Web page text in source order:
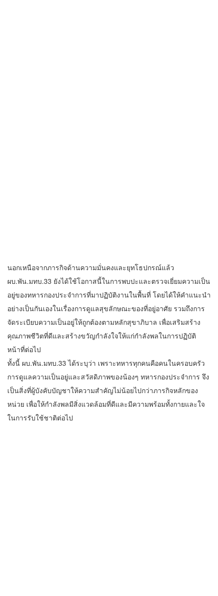
นอกเหนือจากภารกิจด้านความมั่นคงและยุทโธปกรณ์แล้ว
ผบ.พัน.มทบ.33 ยังได้ใช้โอกาสนี้ในการพบปะและตรวจเยี่ยมความเป็น
อยู่ของทหารกองประจำการที่มาปฏิบัติงานในพื้นที่ โดยได้ให้คำแนะนำ
อย่างเป็นกันเองในเรื่องการดูแลสุขลักษณะของที่อยู่อาศัย รวมถึงการ
จัดระเบียบความเป็นอยู่ให้ถูกต้องตามหลักสุขาภิบาล เพื่อเสริมสร้าง
คุณภาพชีวิตที่ดีและสร้างขวัญกำลังใจให้แก่กำลังพลในการปฏิบัติ
หน้าที่ต่อไป
ทั้งนี้ ผบ.พัน.มทบ.33 ได้ระบุว่า เพราะทหารทุกคนคือคนในครอบครัว
การดูแลความเป็นอยู่และสวัสดิภาพของน้องๆ ทหารกองประจำการ จึง
เป็นสิ่งที่ผู้บังคับบัญชาให้ความสำคัญไม่น้อยไปกว่าภารกิจหลักของ
หน่วย เพื่อให้กำลังพลมีสิ่งแวดล้อมที่ดีและมีความพร้อมทั้งกายและใจ
ในการรับใช้ชาติต่อไป